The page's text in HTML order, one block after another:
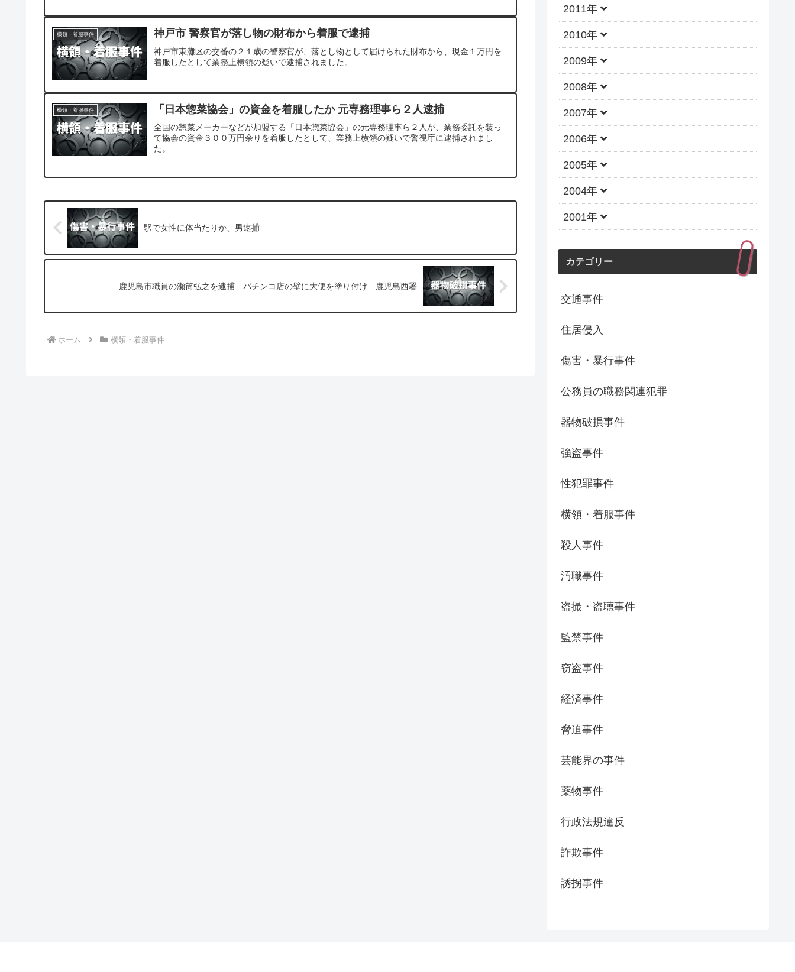
横領・着服事件 神戸市 警察官が落し物の財布から着服で逮捕
神戸市東灘区の交番の２１歳の警察官が、落とし物として届けられた財布から、現金１万円を
着服したとして業務上横領の疑いで逮捕されました。
横領・着服事件 「日本惣菜協会」の資金を着服したか 元専務理事ら２人逮捕
全国の惣菜メーカーなどが加盟する「日本惣菜協会」の元専務理事ら２人が、業務委託を装っ
て協会の資金３００万円余りを着服したとして、業務上横領の疑いで警視庁に逮捕されまし
た。
駅で女性に体当たりか、男逮捕
鹿児島市職員の瀬筒弘之を逮捕 パチンコ店の壁に大便を塗り付け 鹿児島西署
ホーム 横領・着服事件
2011年
2010年
2009年
2008年
2007年
2006年
2005年
2004年
2001年
カテゴリー
交通事件
住居侵入
傷害・暴行事件
公務員の職務関連犯罪
器物破損事件
強盗事件
性犯罪事件
横領・着服事件
殺人事件
汚職事件
盗撮・盗聴事件
監禁事件
窃盗事件
経済事件
脅迫事件
芸能界の事件
薬物事件
行政法規違反
詐欺事件
誘拐事件